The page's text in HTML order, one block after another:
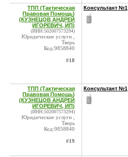
ТПП (Тактическая
Правовая Помощь)
(КУЗНЕЦОВ АНДРЕЙ
ИГОРЕВИЧ, ИП)
(ИНН:502007573294)
Юридические услуги ,
Тверь
Код:9858840
#18
Консультант №1
ТПП (Тактическая
Правовая Помощь)
(КУЗНЕЦОВ АНДРЕЙ
ИГОРЕВИЧ, ИП)
(ИНН:502007573294)
Юридические услуги ,
Тверь
Код:9858840
#19
Консультант №1